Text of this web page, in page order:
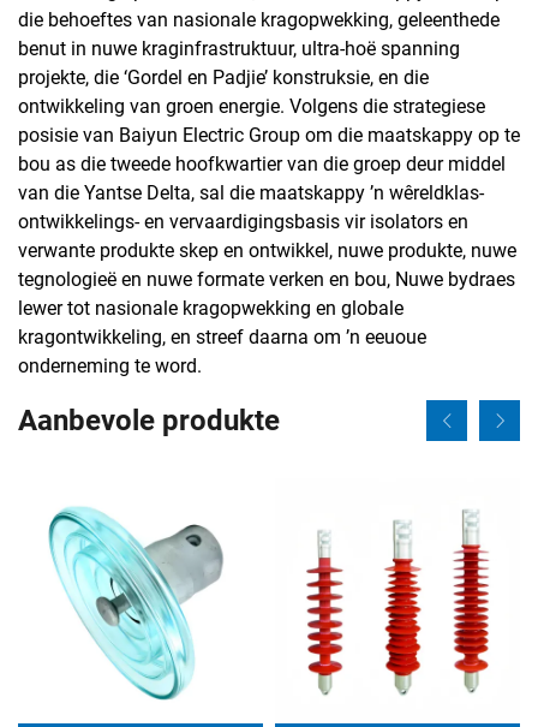
die behoeftes van nasionale kragopwekking, geleenthede
benut in nuwe kraginfrastruktuur, ultra-hoë spanning
projekte, die ‘Gordel en Padjie’ konstruksie, en die
ontwikkeling van groen energie. Volgens die strategiese
posisie van Baiyun Electric Group om die maatskappy op te
bou as die tweede hoofkwartier van die groep deur middel
van die Yantse Delta, sal die maatskappy ’n wêreldklas-
ontwikkelings- en vervaardigingsbasis vir isolators en
verwante produkte skep en ontwikkel, nuwe produkte, nuwe
tegnologieë en nuwe formate verken en bou, Nuwe bydraes
lewer tot nasionale kragopwekking en globale
kragontwikkeling, en streef daarna om ’n eeuoue
onderneming te word.
Aanbevole produkte